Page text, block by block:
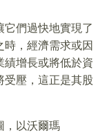
它們過快地實現了
，經濟需求或因
績增長或將低於資
受壓，這正是其股
，以沃爾瑪